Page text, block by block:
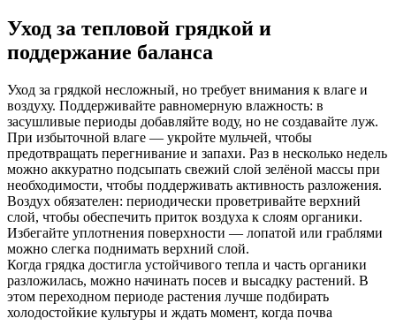
Уход за тепловой грядкой и
поддержание баланса
Уход за грядкой несложный, но требует внимания к влаге и
воздуху. Поддерживайте равномерную влажность: в
засушливые периоды добавляйте воду, но не создавайте луж.
При избыточной влаге — укройте мульчей, чтобы
предотвращать перегнивание и запахи. Раз в несколько недель
можно аккуратно подсыпать свежий слой зелёной массы при
необходимости, чтобы поддерживать активность разложения.
Воздух обязателен: периодически проветривайте верхний
слой, чтобы обеспечить приток воздуха к слоям органики.
Избегайте уплотнения поверхности — лопатой или граблями
можно слегка поднимать верхний слой.
Когда грядка достигла устойчивого тепла и часть органики
разложилась, можно начинать посев и высадку растений. В
этом переходном периоде растения лучше подбирать
холодостойкие культуры и ждать момент, когда почва